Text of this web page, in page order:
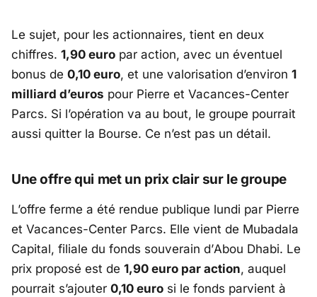
Le sujet, pour les actionnaires, tient en deux
chiffres. 1,90 euro par action, avec un éventuel
bonus de 0,10 euro, et une valorisation d’environ 1
milliard d’euros pour Pierre et Vacances-Center
Parcs. Si l’opération va au bout, le groupe pourrait
aussi quitter la Bourse. Ce n’est pas un détail.
Une offre qui met un prix clair sur le groupe
L’offre ferme a été rendue publique lundi par Pierre
et Vacances-Center Parcs. Elle vient de Mubadala
Capital, filiale du fonds souverain d’Abou Dhabi. Le
prix proposé est de 1,90 euro par action, auquel
pourrait s’ajouter 0,10 euro si le fonds parvient à